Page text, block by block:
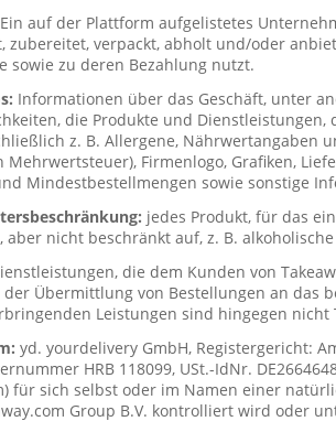
auf der Plattform aufgelistetes
zubereitet, verpackt, abholt und/oder
sowie zu deren Bezahlung nutzt.
Informationen über das Geschäft, unter
die Produkte und
z. B. Allergene, Nährwertangaben
Mehrwertsteuer), Firmenlogo, Grafiken,
Mindestbestellmengen sowie sonstige
jedes Produkt, für das
aber nicht beschränkt auf, z. B.
die dem Kunden von
Übermittlung von Bestellungen an das
Leistungen sind hingegen nicht
yd. yourdelivery GmbH, Registergericht:
HRB 118099, USt.-IdNr.
für sich selbst oder im Namen einer
Group B.V. kontrolliert wird oder